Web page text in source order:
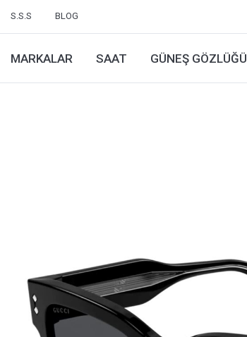
S.S.S BLOG
MARKALAR SAAT GÜNEŞ GÖZLÜĞÜ